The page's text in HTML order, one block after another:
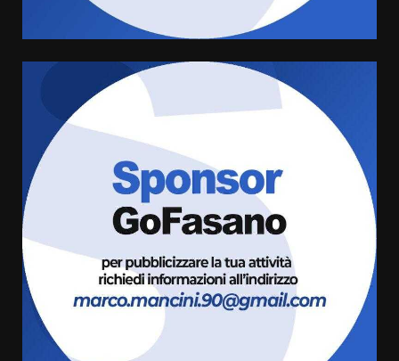
Sostenibile: premiati gli studenti
universitari del bando “La strada
giusta”
8 Agosto 2026 07:15
“I Contestatori: Musica di
Rivoluzione”: nuovo
appuntamento con “Fasano in
Banda”
7 Agosto 2026 06:05
US Fasano, Scianaro: “Profonda
amarezza per esclusione dal
campionato di calcio”
7 Agosto 2026 06:00